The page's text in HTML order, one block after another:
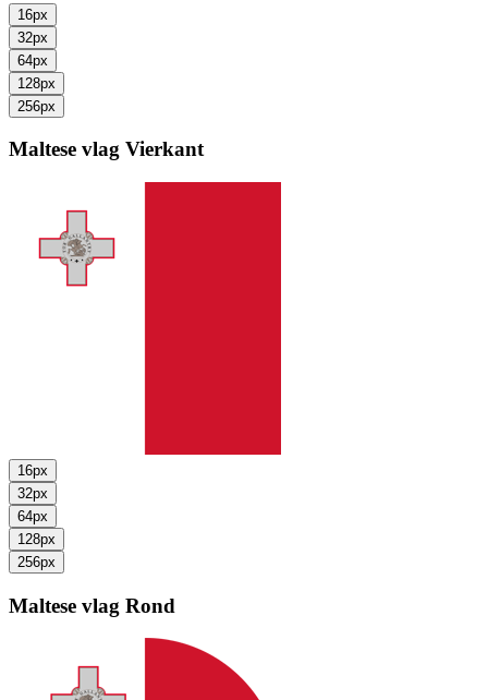
16px
32px
64px
128px
256px
Maltese vlag Vierkant
16px
32px
64px
128px
256px
Maltese vlag Rond